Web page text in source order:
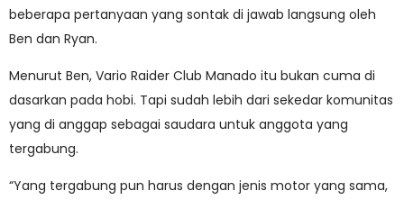
beberapa pertanyaan yang sontak di jawab langsung oleh
Ben dan Ryan.
Menurut Ben, Vario Raider Club Manado itu bukan cuma di
dasarkan pada hobi. Tapi sudah lebih dari sekedar komunitas
yang di anggap sebagai saudara untuk anggota yang
tergabung.
“Yang tergabung pun harus dengan jenis motor yang sama,